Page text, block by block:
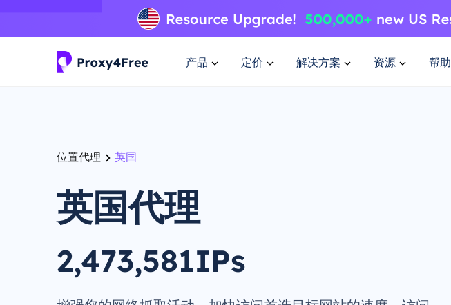
产品 定价 解决方案 资源 帮助
位置代理 英国
英国代理
2,473,581IPs